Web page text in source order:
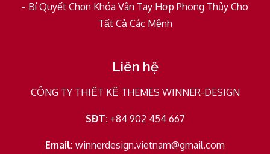
Bí Quyết Chọn Khóa Vân Tay Hợp Phong Thủy Cho
Tất Cả Các Mệnh
Liên hệ
CÔNG TY THIẾT KẾ THEMES WINNER-DESIGN
SĐT: +84 902 454 667
Email: winnerdesign.vietnam@gmail.com